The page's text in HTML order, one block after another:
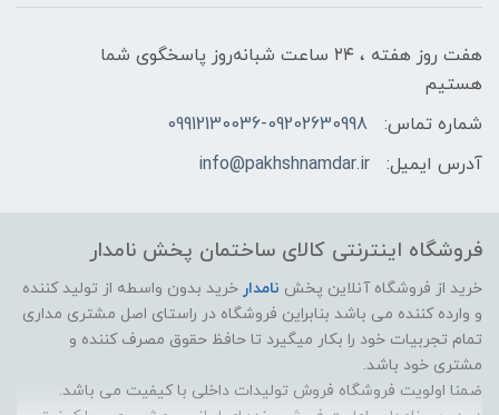
هفت روز هفته ، ۲۴ ساعت شبانه‌روز پاسخگوی شما
هستیم
شماره تماس:
09912130036-09202630998
آدرس ایمیل:
info@pakhshnamdar.ir
فروشگاه اینترنتی کالای ساختمان پخش نامدار
خرید از فروشگاه آنلاین پخش نامدار خرید بدون واسطه از تولید کننده
و وارده کننده می باشد بنابراین فروشگاه در راستای اصل مشتری مداری
تمام تجربیات خود را بکار میگیرد تا حافظ حقوق مصرف کننده و
مشتری خود باشد.
ضمنا اولویت فروشگاه فروش تولیدات داخلی با کیفیت می باشد.